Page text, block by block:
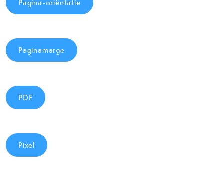
Pagina-oriëntatie
Paginamarge
PDF
Pixel